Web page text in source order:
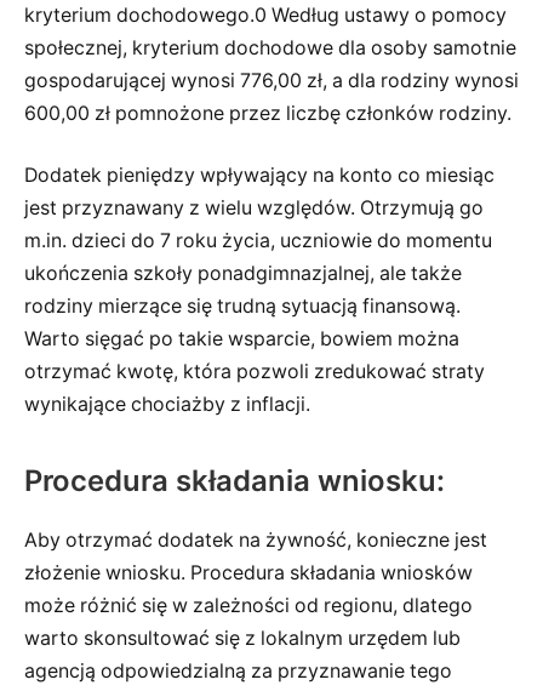
kryterium dochodowego.0 Według ustawy o pomocy
społecznej, kryterium dochodowe dla osoby samotnie
gospodarującej wynosi 776,00 zł, a dla rodziny wynosi
600,00 zł pomnożone przez liczbę członków rodziny.
Dodatek pieniędzy wpływający na konto co miesiąc
jest przyznawany z wielu względów. Otrzymują go
m.in. dzieci do 7 roku życia, uczniowie do momentu
ukończenia szkoły ponadgimnazjalnej, ale także
rodziny mierzące się trudną sytuacją finansową.
Warto sięgać po takie wsparcie, bowiem można
otrzymać kwotę, która pozwoli zredukować straty
wynikające chociażby z inflacji.
Procedura składania wniosku:
Aby otrzymać dodatek na żywność, konieczne jest
złożenie wniosku. Procedura składania wniosków
może różnić się w zależności od regionu, dlatego
warto skonsultować się z lokalnym urzędem lub
agencją odpowiedzialną za przyznawanie tego